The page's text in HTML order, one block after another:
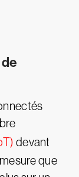
devant
que